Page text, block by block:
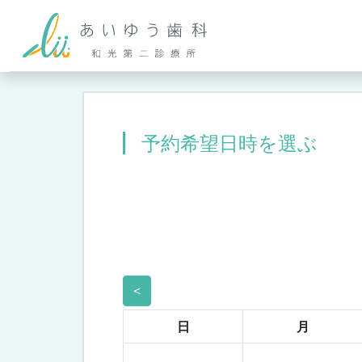
予約希望日時を選ぶ
<
日
月